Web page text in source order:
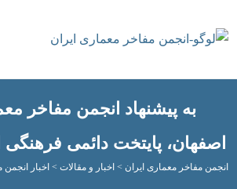
به پیشنهاد انجمن مفاخر معماری
پایتخت دائمی فرهنگی
مفاخر معماری ایران > اخبار و مقالات>اخبار انجمن مفاخر